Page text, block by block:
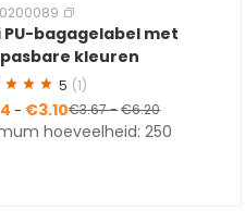
PU-bagagelabel met
kleuren
5 (1)
- €3.10€3.67-€6.20
hoeveelheid: 250